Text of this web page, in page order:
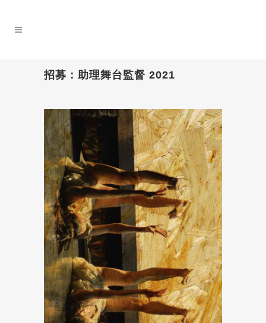
招募：助理舞台監督 2021